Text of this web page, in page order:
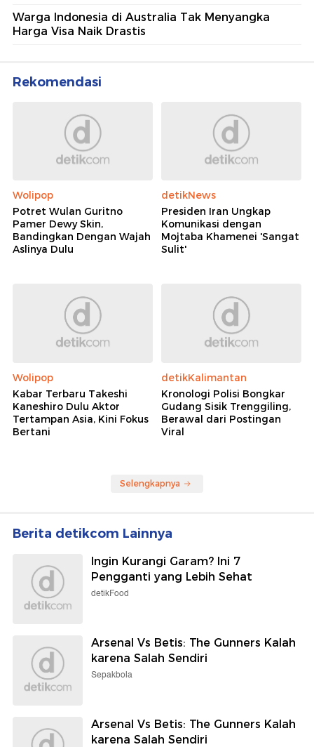
Warga Indonesia di Australia Tak Menyangka
Harga Visa Naik Drastis
Rekomendasi
Wolipop
Potret Wulan Guritno
Pamer Dewy Skin,
Bandingkan Dengan Wajah
Aslinya Dulu
detikNews
Presiden Iran Ungkap
Komunikasi dengan
Mojtaba Khamenei 'Sangat
Sulit'
Wolipop
Kabar Terbaru Takeshi
Kaneshiro Dulu Aktor
Tertampan Asia, Kini Fokus
Bertani
detikKalimantan
Kronologi Polisi Bongkar
Gudang Sisik Trenggiling,
Berawal dari Postingan
Viral
Selengkapnya
Berita detikcom Lainnya
Ingin Kurangi Garam? Ini 7
Pengganti yang Lebih Sehat
detikFood
Arsenal Vs Betis: The Gunners Kalah
karena Salah Sendiri
Sepakbola
Arsenal Vs Betis: The Gunners Kalah
karena Salah Sendiri